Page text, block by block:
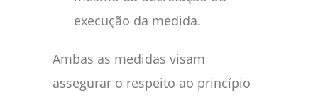
execução da medida.
Ambas as medidas visam
assegurar o respeito ao princípio